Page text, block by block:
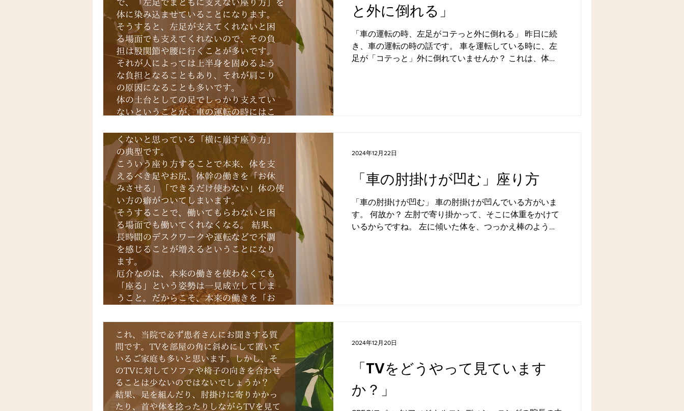
と外に倒れる」
「車の運転の時、左足がコテっと外に倒れる」 昨日に続
き、車の運転の時の話です。 車を運転している時に、左
足が「コテっと」外に倒れていませんか？ これは、体が
「車の肘掛けが凹む」座り方
「車の肘掛けが凹む」 車の肘掛けが凹んでいる方がいま
す。 何故か？ 左肘で寄り掛かって、そこに体重をかけて
いるからですね。 左に傾いた体を、つっかえ棒のように
2024年12月22日
「TVをどうやって見ています
か？」
2024年12月20日